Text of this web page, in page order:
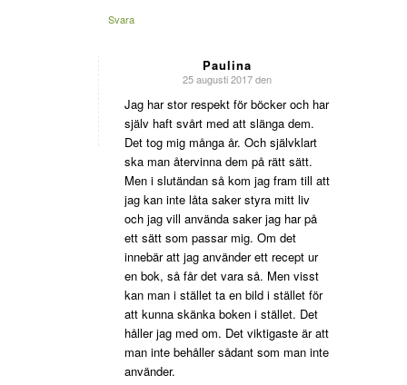
Svara
Paulina
25 augusti 2017 den
Jag har stor respekt för böcker och har
själv haft svårt med att slänga dem.
Det tog mig många år. Och självklart
ska man återvinna dem på rätt sätt.
Men i slutändan så kom jag fram till att
jag kan inte låta saker styra mitt liv
och jag vill använda saker jag har på
ett sätt som passar mig. Om det
innebär att jag använder ett recept ur
en bok, så får det vara så. Men visst
kan man i stället ta en bild i stället för
att kunna skänka boken i stället. Det
håller jag med om. Det viktigaste är att
man inte behåller sådant som man inte
använder.